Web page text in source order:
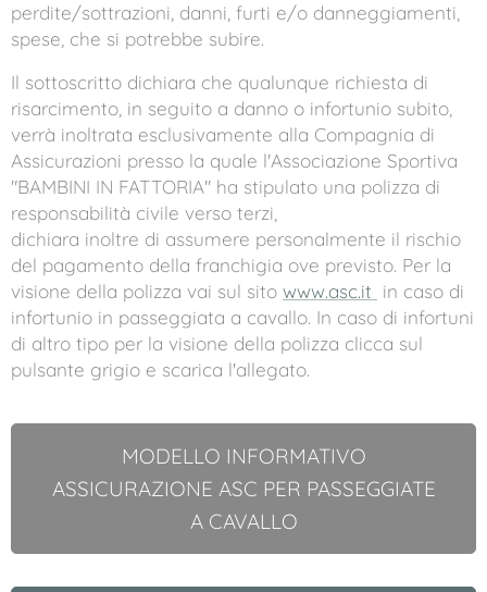
perdite/sottrazioni, danni, furti e/o danneggiamenti,
spese, che si potrebbe subire.
Il sottoscritto dichiara che qualunque richiesta di
risarcimento, in seguito a danno o infortunio subito,
verrà inoltrata esclusivamente alla Compagnia di
Assicurazioni presso la quale l'Associazione Sportiva
"BAMBINI IN FATTORIA" ha stipulato una polizza di
responsabilità civile verso terzi,
dichiara inoltre di assumere personalmente il rischio
del pagamento della franchigia ove previsto. Per la
visione della polizza vai sul sito www.asc.it in caso di
infortunio in passeggiata a cavallo. In caso di infortuni
di altro tipo per la visione della polizza clicca sul
pulsante grigio e scarica l'allegato.
MODELLO INFORMATIVO
ASSICURAZIONE ASC PER PASSEGGIATE
A CAVALLO